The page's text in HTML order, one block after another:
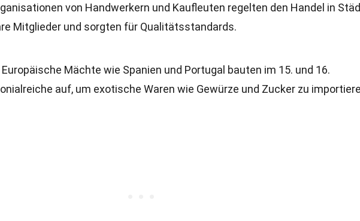
von Handwerkern und Kaufleuten regelten den Handel in
Mitglieder und sorgten für Qualitätsstandards.
Europäische Mächte wie Spanien und Portugal bauten im 15. und 16.
auf, um exotische Waren wie Gewürze und Zucker zu